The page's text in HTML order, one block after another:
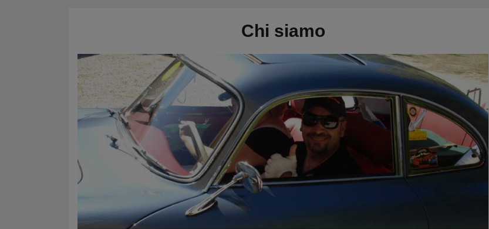
Pressostati
BOOSTER
BATTERIE
CARRELLO
CASSA
Chi siamo